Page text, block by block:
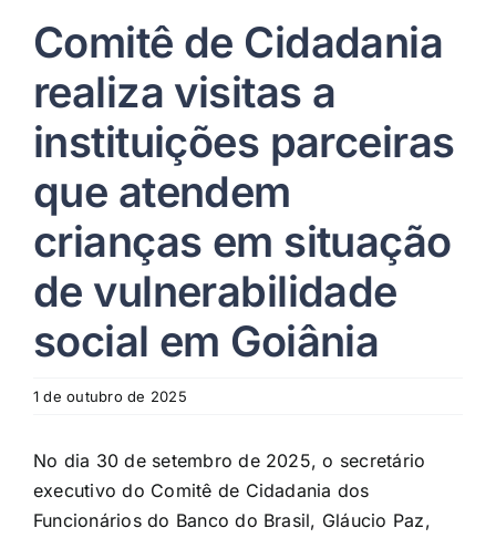
Comitê de Cidadania
realiza visitas a
instituições parceiras
que atendem
crianças em situação
de vulnerabilidade
social em Goiânia
1 de outubro de 2025
No dia 30 de setembro de 2025, o secretário
executivo do Comitê de Cidadania dos
Funcionários do Banco do Brasil, Gláucio Paz,